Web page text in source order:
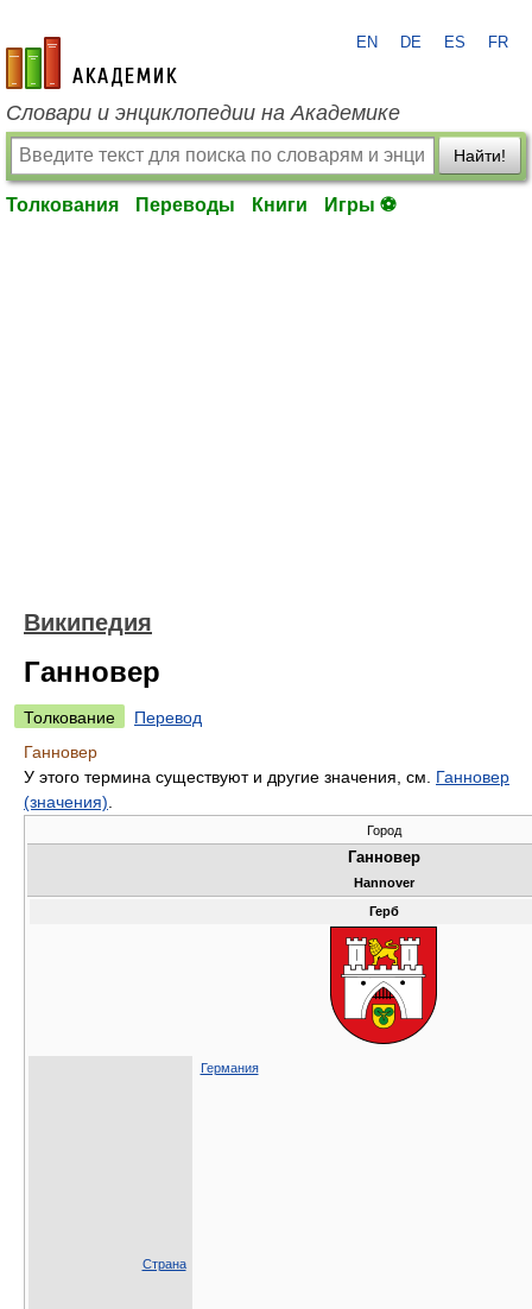
academic.ru
EN DE ES FR
Словари и энциклопедии на Академике
Найти!
Толкования Переводы Книги Игры ⚽
Википедия
Ганновер
Толкование
Перевод
Ганновер
У этого термина существуют и другие значения, см. Ганновер
(значения)
Город
Ганновер
Hannover
Герб
Страна
Германия